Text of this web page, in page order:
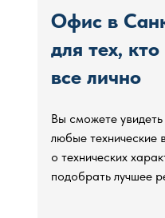
Офис в
для тех,
все лично
Вы сможете
любые
о технических
подобрать лучшее